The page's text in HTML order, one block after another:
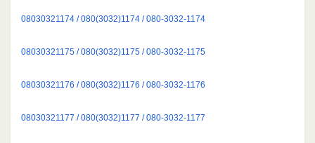
08030321174 / 080(3032)1174 / 080-3032-1174
08030321175 / 080(3032)1175 / 080-3032-1175
08030321176 / 080(3032)1176 / 080-3032-1176
08030321177 / 080(3032)1177 / 080-3032-1177